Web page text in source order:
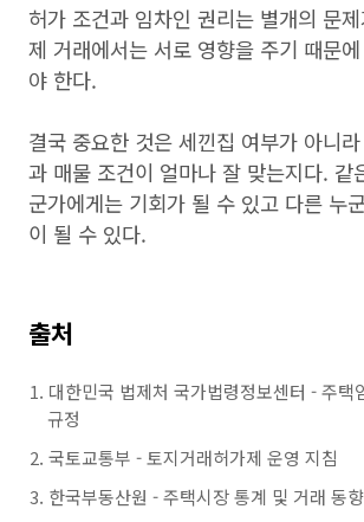
허가 조건과 임차인 권리는 별개의 문
제 거래에서는 서로 영향을 주기 때문
야 한다.
결국 중요한 것은 세낀집 여부가 아니
과 매물 조건이 얼마나 잘 맞는지다. 같
군가에게는 기회가 될 수 있고 다른 누
이 될 수 있다.
출처
대한민국 법제처 국가법령정보센터 - 주택
규정
국토교통부 - 토지거래허가제 운영 지침
한국부동산원 - 주택시장 통계 및 거래 동향